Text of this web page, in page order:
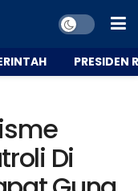
PRESIDEN
Di